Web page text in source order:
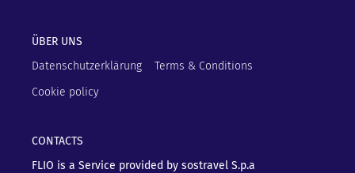
ÜBER UNS
Datenschutzerklärung
Terms & Conditions
Cookie policy
CONTACTS
FLIO is a Service provided by sostravel S.p.a